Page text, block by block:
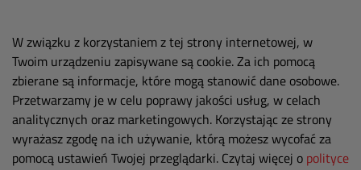
W związku z korzystaniem z tej strony internetowej, w
Twoim urządzeniu zapisywane są cookie. Za ich pomocą
zbierane są informacje, które mogą stanowić dane osobowe.
Przetwarzamy je w celu poprawy jakości usług, w celach
analitycznych oraz marketingowych. Korzystając ze strony
wyrażasz zgodę na ich używanie, którą możesz wycofać za
pomocą ustawień Twojej przeglądarki. Czytaj więcej o polityce